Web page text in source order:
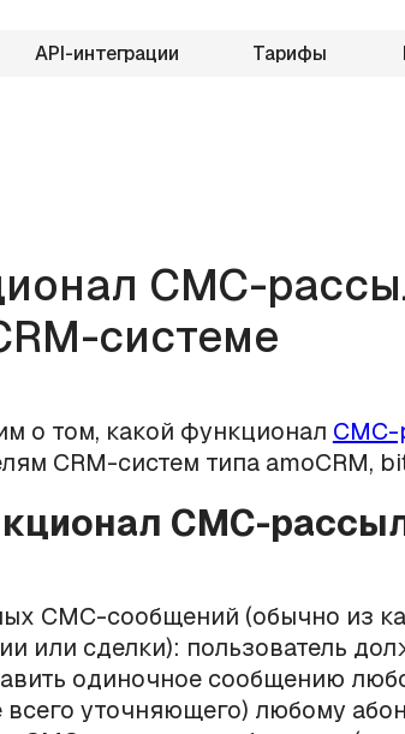
API-интеграции Тарифы
СМС-
системе
о том, какой функционал СМС-
CRM-систем типа amoCRM,
СМС-
СМС-сообщений (обычно из
или сделки): пользователь
одиночное сообщению
уточняющего) любому